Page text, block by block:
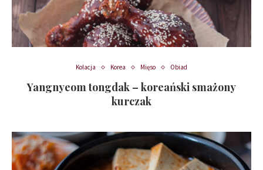
Kolacja Korea Mięso Obiad
Yangnyeom tongdak – koreański smażony
kurczak